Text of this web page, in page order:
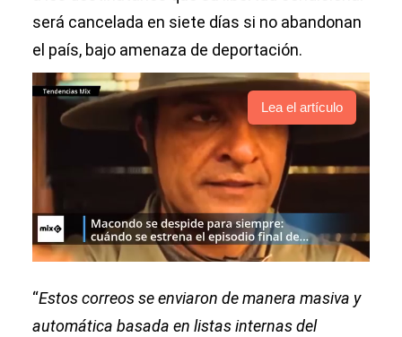
será cancelada en siete días si no abandonan
el país, bajo amenaza de deportación.
Lea el artículo
“Estos correos se enviaron de manera masiva y
automática basada en listas internas del